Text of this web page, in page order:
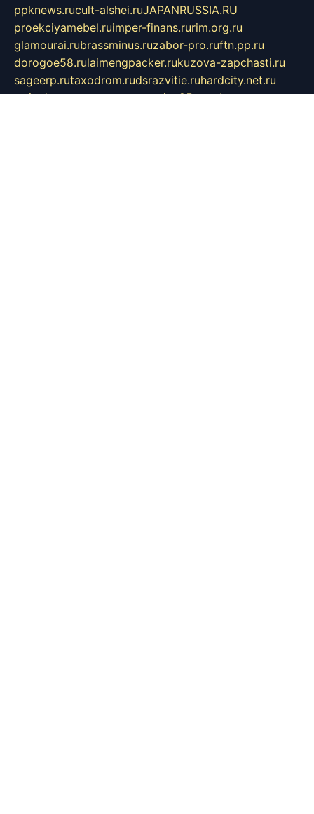
ppknews.rucult-alshei.ruJAPANRUSSIA.RU
proekciyamebel.ruimper-finans.rurim.org.ru
glamourai.rubrassminus.ruzabor-pro.ruftn.pp.ru
dorogoe58.rulaimengpacker.rukuzova-zapchasti.ru
sageerp.rutaxodrom.rudsrazvitie.ruhardcity.net.ru
ratinghomegames.rutopservice25.rugubernyan.ru